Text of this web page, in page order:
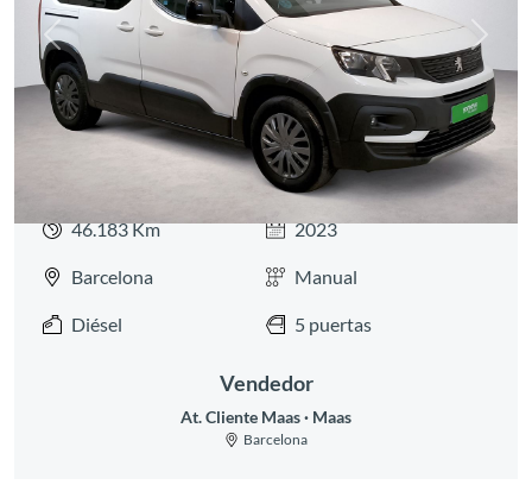
Anterior
46.183 Km 2023
Barcelona Manual
Diésel 5 puertas
Vendedor
At. Cliente Maas Maas
Barcelona